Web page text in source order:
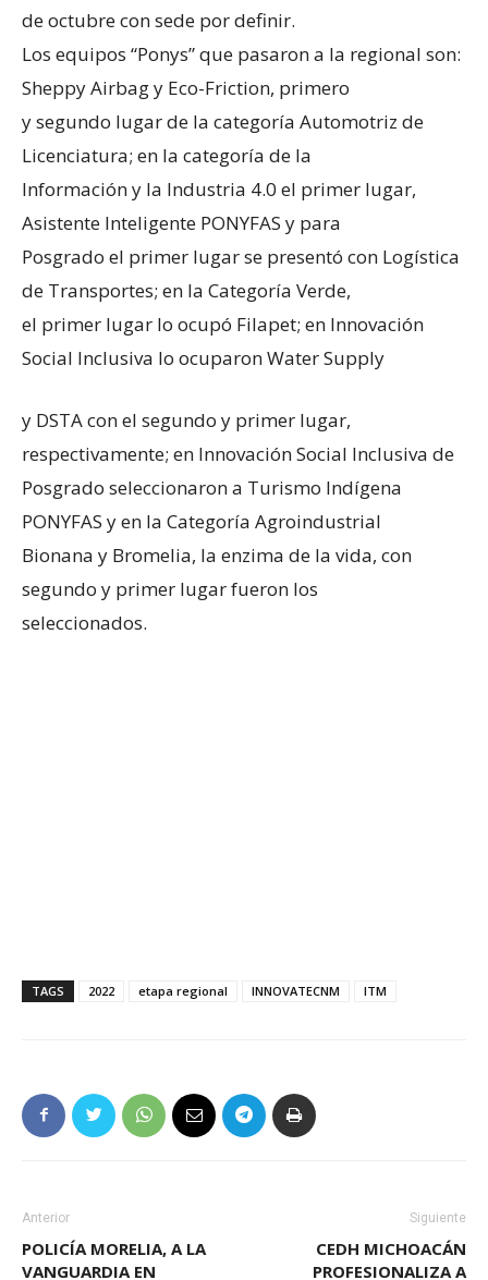
de octubre con sede por definir.
Los equipos “Ponys” que pasaron a la regional son:
Sheppy Airbag y Eco-Friction, primero
y segundo lugar de la categoría Automotriz de
Licenciatura; en la categoría de la
Información y la Industria 4.0 el primer lugar,
Asistente Inteligente PONYFAS y para
Posgrado el primer lugar se presentó con Logística
de Transportes; en la Categoría Verde,
el primer lugar lo ocupó Filapet; en Innovación
Social Inclusiva lo ocuparon Water Supply
y DSTA con el segundo y primer lugar,
respectivamente; en Innovación Social Inclusiva de
Posgrado seleccionaron a Turismo Indígena
PONYFAS y en la Categoría Agroindustrial
Bionana y Bromelia, la enzima de la vida, con
segundo y primer lugar fueron los
seleccionados.
TAGS 2022 etapa regional INNOVATECNM ITM
Anterior
POLICÍA MORELIA, A LA
VANGUARDIA EN
Siguiente
CEDH MICHOACÁN
PROFESIONALIZA A